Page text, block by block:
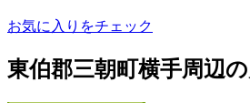
お気に入りをチェック
東伯郡三朝町横手周辺